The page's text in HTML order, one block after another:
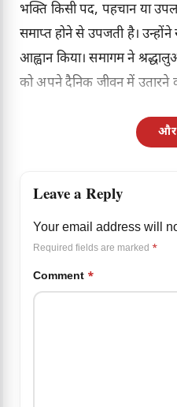
भक्ति किसी पद, पहचान या
समाप्त होने से उपजती है।
आह्वान किया। समागम ने
को अपने दैनिक जीवन में उतारने
और
Leave a Reply
Your email address will
Required fields are marked *
Comment *